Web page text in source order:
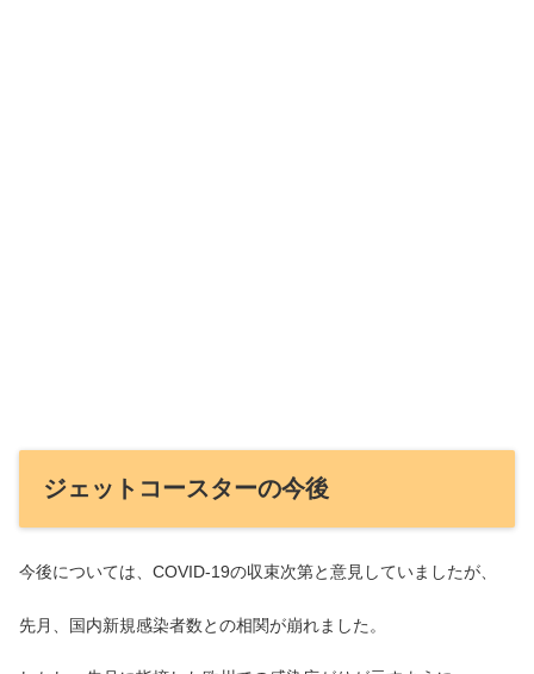
ジェットコースターの今後
今後については、COVID-19の収束次第と意見していましたが、
先月、国内新規感染者数との相関が崩れました。